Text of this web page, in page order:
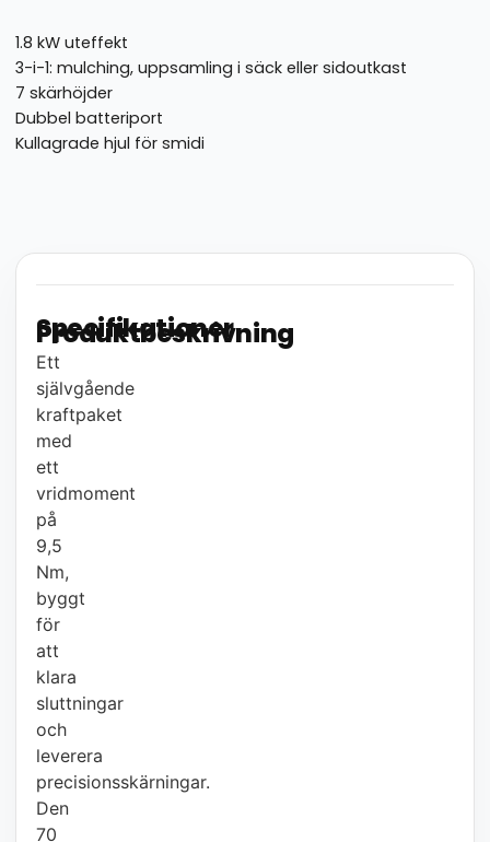
1.8 kW uteffekt
3-i-1: mulching, uppsamling i säck eller sidoutkast
7 skärhöjder
Dubbel batteriport
Kullagrade hjul för smidi
Produktbeskrivning
Ett
självgående
kraftpaket
med
ett
vridmoment
på
9,5
Nm,
byggt
för
att
klara
sluttningar
och
leverera
precisionsskärningar.
Den
70
Specifikationer